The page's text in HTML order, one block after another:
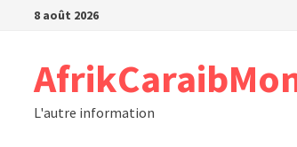
Passer8 août 2026
L'autre information